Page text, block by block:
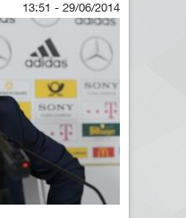
29/06/2014 - 13:51